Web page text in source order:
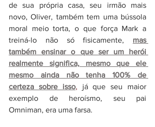
de sua própria casa, seu irmão mais
novo, Oliver, também tem uma bússola
moral meio torta, o que força Mark a
treiná-lo não só fisicamente, mas
também ensinar o que ser um herói
realmente significa, mesmo que ele
mesmo ainda não tenha 100% de
certeza sobre isso, já que seu maior
exemplo de heroísmo, seu pai
Omniman, era uma farsa.